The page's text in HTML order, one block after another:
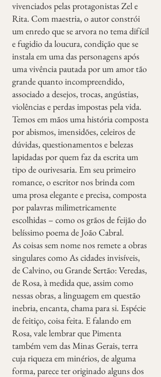
vivenciados pelas protagonistas Zel e
Rita. Com maestria, o autor constrói
um enredo que se arvora no tema difícil
e fugidio da loucura, condição que se
instala em uma das personagens após
uma vivência pautada por um amor tão
grande quanto incompreendido,
associado a desejos, trocas, angústias,
violências e perdas impostas pela vida.
Temos em mãos uma história composta
por abismos, imensidões, celeiros de
dúvidas, questionamentos e belezas
lapidadas por quem faz da escrita um
tipo de ourivesaria. Em seu primeiro
romance, o escritor nos brinda com
uma prosa elegante e precisa, composta
por palavras milimetricamente
escolhidas – como os grãos de feijão do
belíssimo poema de João Cabral.
As coisas sem nome nos remete a obras
singulares como As cidades invisíveis,
de Calvino, ou Grande Sertão: Veredas,
de Rosa, à medida que, assim como
nessas obras, a linguagem em questão
inebria, encanta, chama para si. Espécie
de feitiço, coisa feita. E falando em
Rosa, vale lembrar que Pimenta
também vem das Minas Gerais, terra
cuja riqueza em minérios, de alguma
forma, parece ter originado alguns dos